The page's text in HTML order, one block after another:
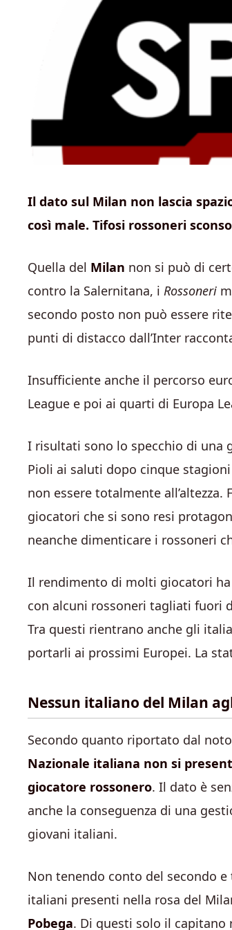
Il dato sul Milan non lascia
così male. Tifosi rossoneri
Quella del Milan non si può di
contro la Salernitana, i Rossoneri
secondo posto non può essere
punti di distacco dall’Inter
Insufficiente anche il percorso
League e poi ai quarti di Europa
I risultati sono lo specchio di una
Pioli ai saluti dopo cinque
non essere totalmente
giocatori che si sono resi
neanche dimenticare i rossoneri
Il rendimento di molti giocatori ha
con alcuni rossoneri tagliati fuori
Tra questi rientrano anche gli
portarli ai prossimi Europei. La
Nessun italiano del Milan
Secondo quanto riportato dal
Nazionale italiana non si
giocatore rossonero. Il dato è
anche la conseguenza di una
giovani italiani.
Non tenendo conto del secondo
italiani presenti nella rosa del
Pobega. Di questi solo il capitano